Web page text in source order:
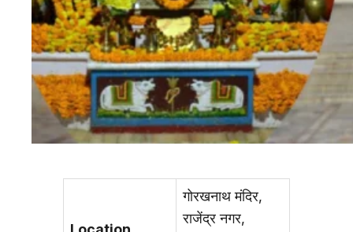
गोरखनाथ मंदिर,
राजेंद्र नगर,